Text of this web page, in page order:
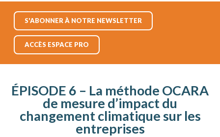
S'ABONNER À NOTRE NEWSLETTER
ACCÈS ESPACE PRO
ÉPISODE 6 – La méthode OCARA
de mesure d’impact du
changement climatique sur les
entreprises